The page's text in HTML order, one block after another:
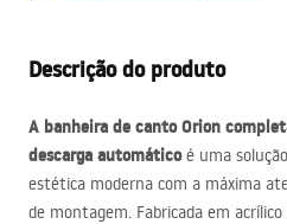
Descrição do produto
A banheira de canto Orion
descarga automáticoé uma
estética moderna com a máxima
de montagem. Fabricada em